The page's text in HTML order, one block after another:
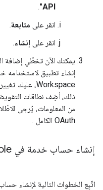
API"
.
انقر على متابعة.
انقر على إنشاء.
يمكنك الآن تخطّي إضافة
Workspace، عليك تغيير
ذلك، أضِف نطاقات
من المعلومات، يُرجى
OAuth الكامل
.
إنشاء حساب خدمة في Google Cloud Console
اتّبِع الخطوات التالية لإنشاء